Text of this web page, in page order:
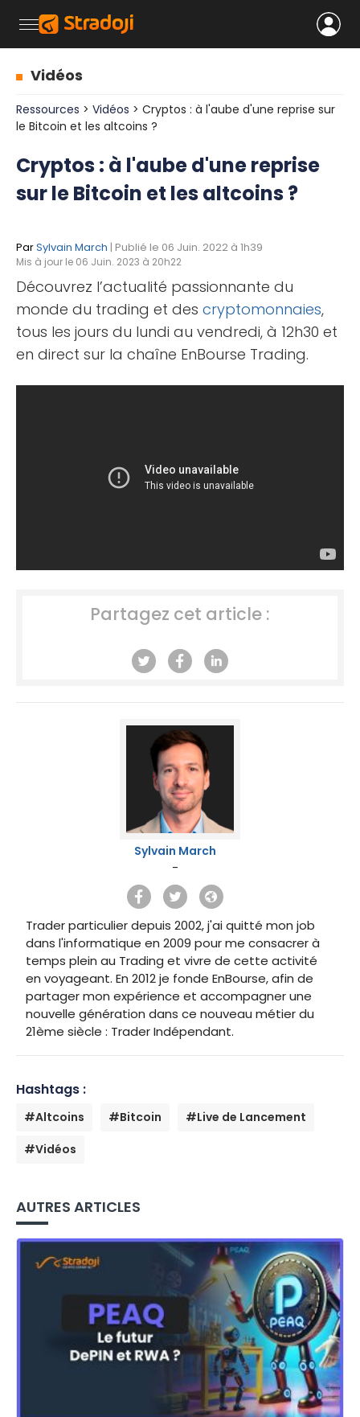
Vidéos
Ressources > Vidéos > Cryptos : à l'aube d'une reprise sur
le Bitcoin et les altcoins ?
Cryptos : à l'aube d'une reprise
sur le Bitcoin et les altcoins ?
ParSylvain March | Publié le 06 Juin. 2022 à 1h39
Mis à jour le 06 Juin. 2023 à 20h22
Découvrez l’actualité passionnante du
monde du trading et des cryptomonnaies,
tous les jours du lundi au vendredi, à 12h30 et
en direct sur la chaîne EnBourse Trading.
Partagez cet article :
Sylvain March
-
Trader particulier depuis 2002, j'ai quitté mon job
dans l'informatique en 2009 pour me consacrer à
temps plein au Trading et vivre de cette activité
en voyageant. En 2012 je fonde EnBourse, afin de
partager mon expérience et accompagner une
nouvelle génération dans ce nouveau métier du
21ème siècle : Trader Indépendant.
Hashtags :
#Altcoins #Bitcoin
#Live de Lancement
#Vidéos
AUTRES ARTICLES